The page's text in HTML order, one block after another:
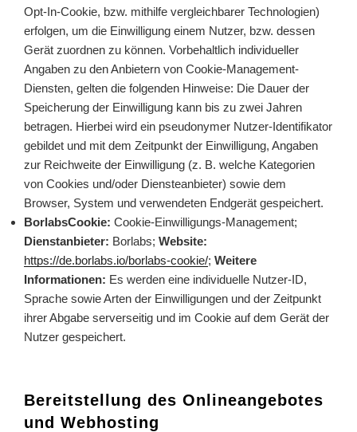
Opt-In-Cookie, bzw. mithilfe vergleichbarer Technologien)
erfolgen, um die Einwilligung einem Nutzer, bzw. dessen
Gerät zuordnen zu können. Vorbehaltlich individueller
Angaben zu den Anbietern von Cookie-Management-
Diensten, gelten die folgenden Hinweise: Die Dauer der
Speicherung der Einwilligung kann bis zu zwei Jahren
betragen. Hierbei wird ein pseudonymer Nutzer-Identifikator
gebildet und mit dem Zeitpunkt der Einwilligung, Angaben
zur Reichweite der Einwilligung (z. B. welche Kategorien
von Cookies und/oder Diensteanbieter) sowie dem
Browser, System und verwendeten Endgerät gespeichert.
BorlabsCookie: Cookie-Einwilligungs-Management;
Dienstanbieter: Borlabs; Website:
https://de.borlabs.io/borlabs-cookie/; Weitere
Informationen: Es werden eine individuelle Nutzer-ID,
Sprache sowie Arten der Einwilligungen und der Zeitpunkt
ihrer Abgabe serverseitig und im Cookie auf dem Gerät der
Nutzer gespeichert.
Bereitstellung des Onlineangebotes
und Webhosting